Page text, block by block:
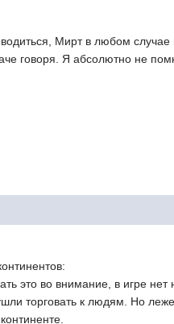
Мирт в любом
говоря. Я абсолютно не
это во внимание, в игре
торговать к людям. Но